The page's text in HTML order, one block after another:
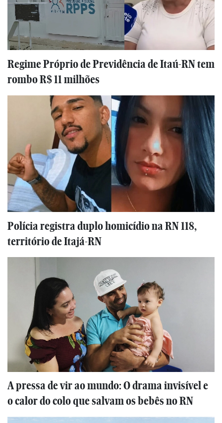
Regime Próprio de Previdência de Itaú-RN tem
rombo R$ 11 milhões
Polícia registra duplo homicídio na RN 118,
território de Itajá-RN
A pressa de vir ao mundo: O drama invisível e
o calor do colo que salvam os bebês no RN